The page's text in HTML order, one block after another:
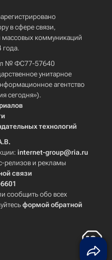
в сфере связи,
коммуникаций
№ ФС77-57640
унитарное
агентство
сегодня»).
технологий
internet-group@ria.ru
релизов и рекламы
связи
сообщить обо всех
формой обратной